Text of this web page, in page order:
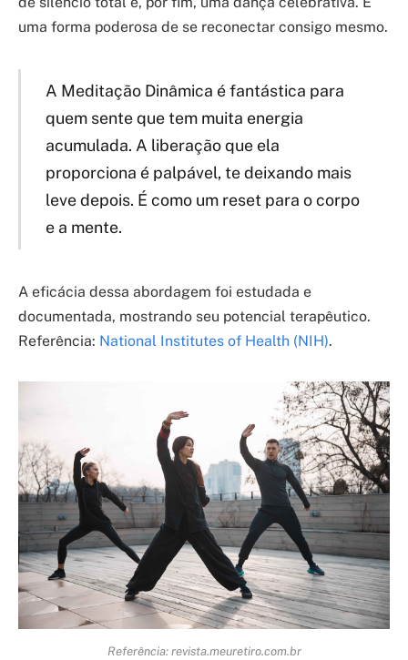
uma forma poderosa de se reconectar consigo mesmo.
A Meditação Dinâmica é fantástica para
quem sente que tem muita energia
acumulada. A liberação que ela
proporciona é palpável, te deixando mais
leve depois. É como um reset para o corpo
e a mente.
A eficácia dessa abordagem foi estudada e
documentada, mostrando seu potencial terapêutico.
Referência: National Institutes of Health (NIH).
Referência: revista.meuretiro.com.br